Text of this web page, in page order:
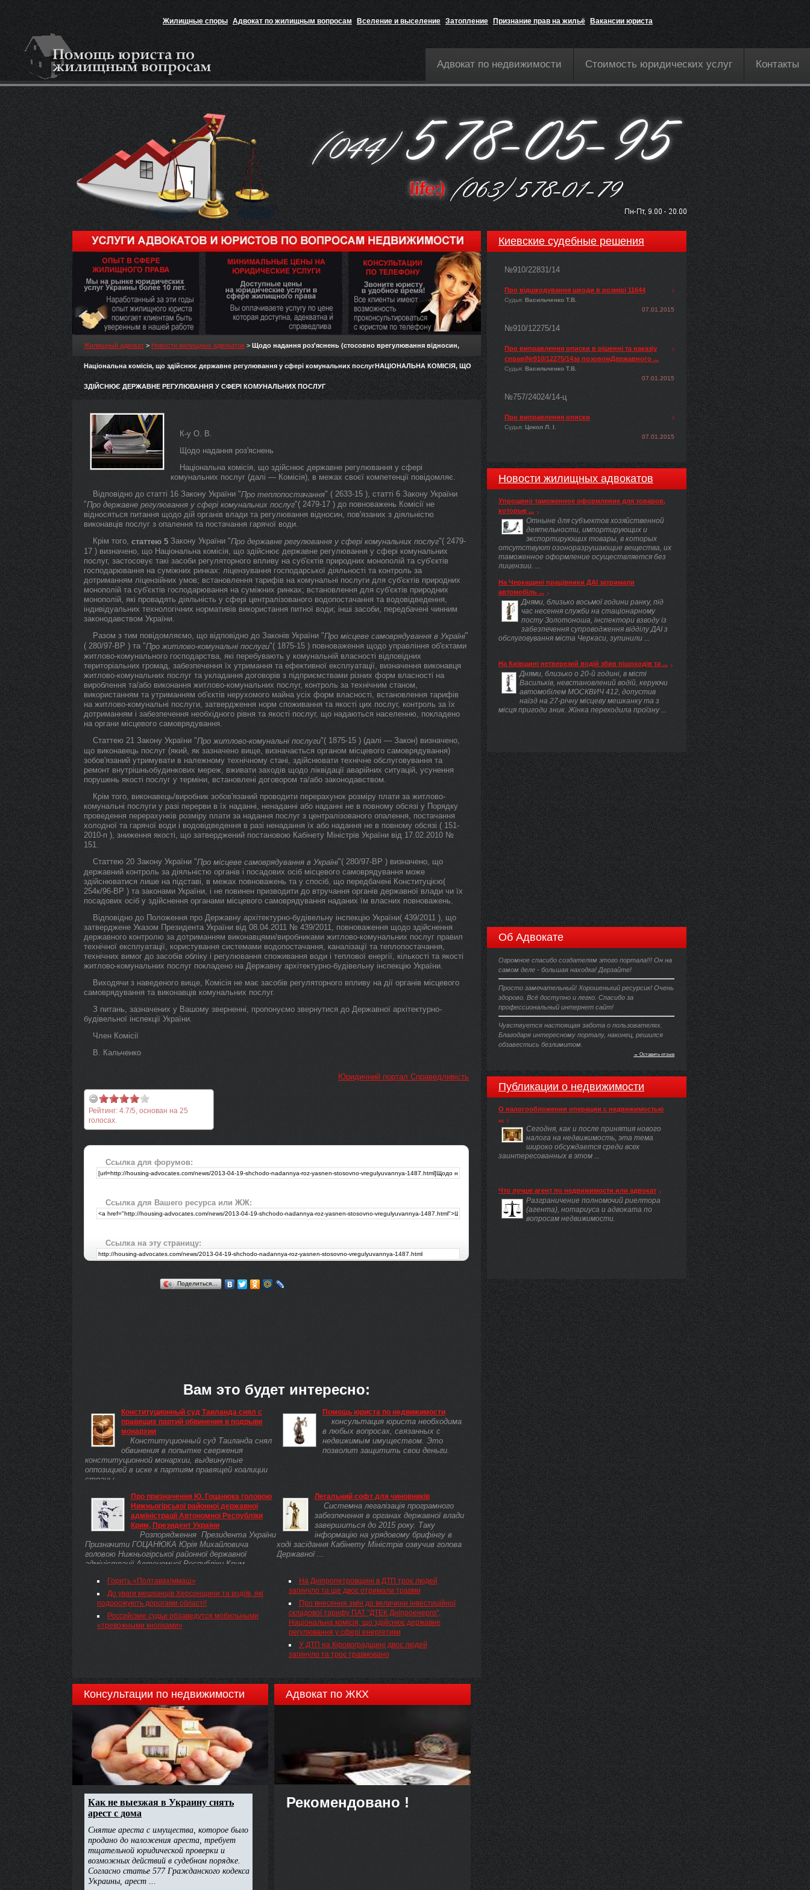
Жилищные споры Адвокат по жилищным вопросам Вселение и выселение Затопление Признание прав на жильё Вакансии юриста
Адвокат по недвижимости Стоимость юридических услуг Контакты
Жилищный адвокат > Новости жилищных адвокатов > Щодо надання роз'яснень (стосовно врегулювання відносин,
Національна комісія, що здійснює державне регулювання у сфері комунальних послугНАЦІОНАЛЬНА КОМІСІЯ, ЩО
ЗДІЙСНЮЄ ДЕРЖАВНЕ РЕГУЛЮВАННЯ У СФЕРІ КОМУНАЛЬНИХ ПОСЛУГ
К-у О. В.
Щодо надання роз'яснень
Національна комісія, що здійснює державне регулювання у сфері
комунальних послуг (далі — Комісія), в межах своєї компетенції повідомляє.
Відповідно до статті 16 Закону України "Про теплопостачання" ( 2633-15 ), статті 6 Закону України
"Про державне регулювання у сфері комунальних послуг"( 2479-17 ) до повноважень Комісії не
відносяться питання щодо дій органів влади та регулювання відносин, пов'язаних з діяльністю
виконавців послуг з опалення та постачання гарячої води.
Крім того, статтею 5 Закону України "Про державне регулювання у сфері комунальних послуг"( 2479-
17 ) визначено, що Національна комісія, що здійснює державне регулювання у сфері комунальних
послуг, застосовує такі засоби регуляторного впливу на суб'єктів природних монополій та суб'єктів
господарювання на суміжних ринках: ліцензування господарської діяльності та контроль за
дотриманням ліцензійних умов; встановлення тарифів на комунальні послуги для суб'єктів природних
монополій та суб'єктів господарювання на суміжних ринках; встановлення для суб'єктів природних
монополій, які провадять діяльність у сфері централізованого водопостачання та водовідведення,
індивідуальних технологічних нормативів використання питної води; інші засоби, передбачені чинним
законодавством України.
Разом з тим повідомляємо, що відповідно до Законів України "Про місцеве самоврядування в Україні"
( 280/97-ВР ) та "Про житлово-комунальні послуги"( 1875-15 ) повноваження щодо управління об'єктами
житлово-комунального господарства, які перебувають у комунальній власності відповідних
територіальних громад, забезпечення їх утримання та ефективної експлуатації, визначення виконавця
житлово-комунальних послуг та укладання договорів з підприємствами різних форм власності на
вироблення та/або виконання житлово-комунальних послуг, контроль за технічним станом,
використанням та утриманням об'єктів нерухомого майна усіх форм власності, встановлення тарифів
на житлово-комунальні послуги, затвердження норм споживання та якості цих послуг, контроль за їх
дотриманням і забезпечення необхідного рівня та якості послуг, що надаються населенню, покладено
на органи місцевого самоврядування.
Статтею 21 Закону України "Про житлово-комунальні послуги"( 1875-15 ) (далі — Закон) визначено,
що виконавець послуг (який, як зазначено вище, визначається органом місцевого самоврядування)
зобов'язаний утримувати в належному технічному стані, здійснювати технічне обслуговування та
ремонт внутрішньобудинкових мереж, вживати заходів щодо ліквідації аварійних ситуацій, усунення
порушень якості послуг у терміни, встановлені договором та/або законодавством.
Крім того, виконавець/виробник зобов'язаний проводити перерахунок розміру плати за житлово-
комунальні послуги у разі перерви в їх наданні, ненаданні або наданні не в повному обсязі у Порядку
проведення перерахунків розміру плати за надання послуг з централізованого опалення, постачання
холодної та гарячої води і водовідведення в разі ненадання їх або надання не в повному обсязі ( 151-
2010-п ), зниження якості, що затверджений постановою Кабінету Міністрів України від 17.02.2010 №
151.
Статтею 20 Закону України "Про місцеве самоврядування в Україні"( 280/97-ВР ) визначено, що
державний контроль за діяльністю органів і посадових осіб місцевого самоврядування може
здійснюватися лише на підставі, в межах повноважень та у спосіб, що передбачені Конституцією(
254к/96-ВР ) та законами України, і не повинен призводити до втручання органів державної влади чи їх
посадових осіб у здійснення органами місцевого самоврядування наданих їм власних повноважень.
Відповідно до Положення про Державну архітектурно-будівельну інспекцію України( 439/2011 ), що
затверджене Указом Президента України від 08.04.2011 № 439/2011, повноваження щодо здійснення
державного контролю за дотриманням виконавцями/виробниками житлово-комунальних послуг правил
технічної експлуатації, користування системами водопостачання, каналізації та теплопостачання,
технічних вимог до засобів обліку і регулювання споживання води і теплової енергії, кількості та якості
житлово-комунальних послуг покладено на Державну архітектурно-будівельну інспекцію України.
Виходячи з наведеного вище, Комісія не має засобів регуляторного впливу на дії органів місцевого
самоврядування та виконавців комунальних послуг.
З питань, зазначених у Вашому зверненні, пропонуємо звернутися до Державної архітектурно-
будівельної інспекції України.
Член Комісії
В. Кальченко
Юридичний портал Справедливість
Рейтинг: 4.7/5, основан на 25
голосах.
Ссылка для форумов:
Ссылка для Вашего ресурса или ЖЖ:
Ссылка на эту страницу:
Поделиться…
Вам это будет интересно:
Конституционный суд Таиланда снял с
правящих партий обвинения в подрыве
монархии
Конституционный суд Таиланда снял
обвинения в попытке свержения
конституционной монархии, выдвинутые
оппозицией в иске к партиям правящей коалиции
страны.
Про призначення Ю. Гоцанюка головою
Нижньогірської районної державної
адміністрації Автономної Республіки
Крим, Президент України
Розпорядження Президента України
Призначити ГОЦАНЮКА Юрія Михайловича
головою Нижньогірської районної державної
адміністрації Автономної Республіки Крим.
Горить «Полтавахіммаш»
До уваги мешканців Херсонщини та водіїв, які
подорожують дорогами області!
Российские судьи обзаведутся мобильными
«тревожными кнопками»
Помощь юриста по недвижимости
консультация юриста необходима
в любых вопросах, связанных с
недвижимым имуществом. Это
позволит защитить свои деньги.
Легальний софт для чиновників
Системна легалізація програмного
забезпечення в органах державної влади
завершиться до 2015 року. Таку
інформацію на урядовому брифінгу в
ході засідання Кабінету Міністрів озвучив голова
Державної ...
На Дніпропетровщині в ДТП троє людей
загинуло та ще двоє отримали травми
Про внесення змін до величини інвестиційної
складової тарифу ПАТ "ДТЕК Дніпроенерго",
Національна комісія, що здійснює державне
регулювання у сфері енергетики
У ДТП на Кіровоградщині двоє людей
загинуло та троє травмовано
Консультации по недвижимости Адвокат по ЖКХ
Рекомендовано !
Киевские судебные решения
№910/22831/14
Про відшкодування шкоди в розмірі 11644
Судья: Васильченко Т.В.
07.01.2015
№910/12275/14
Про виправлення описки в рішенні та наказіу
справі№910/12275/14за позовомДержавного ...
Судья: Васильченко Т.В.
07.01.2015
№757/24024/14-ц
Про виправлення описки
Судья: Цокол Л. І.
07.01.2015
Новости жилищных адвокатов
Упрощено таможенное оформление для товаров,
которые ...
Отныне для субъектов хозяйственной
деятельности, импортирующих и
экспортирующих товары, в которых
отсутствуют озоноразрушающие вещества, их
таможенное оформление осуществляется без
лицензии. ...
На Черкащині працівники ДАІ затримали
автомобіль ...
Днями, близько восьмої години ранку, під
час несення служби на стаціонарному
посту Золотоноша, інспектори взводу із
забезпечення супроводження відділу ДАІ з
обслуговування міста Черкаси, зупинили ...
На Київщині нетверезий водій збив пішоходів та ...
Днями, близько о 20-й годині, в місті
Васильків, невстановлений водій, керуючи
автомобілем МОСКВИЧ 412, допустив
наїзд на 27-річну місцеву мешканку та з
місця пригоди зник. Жінка переходила проїзну ...
Об Адвокате
Огромное спасибо создателям этого портала!!! Он на
самом деле - большая находка! Дерзайте!
Просто замечательный! Хорошенький ресурсик! Очень
здорово. Всё доступно и легко. Спасибо за
профессиональный интернет сайт!
Чувствуется настоящая забота о пользователях.
Благодаря интересному порталу, наконец, решился
обзавестись безлимитом.
→ Оставить отзыв
Публикации о недвижимости
О налогообложении операции с недвижимостью
...
Сегодня, как и после принятия нового
налога на недвижимость, эта тема
широко обсуждается среди всех
заинтересованных в этом ...
Что лучше агент по недвижимости или адвокат
Разграничение полномочий риелтора
(агента), нотариуса и адвоката по
вопросам недвижимости.